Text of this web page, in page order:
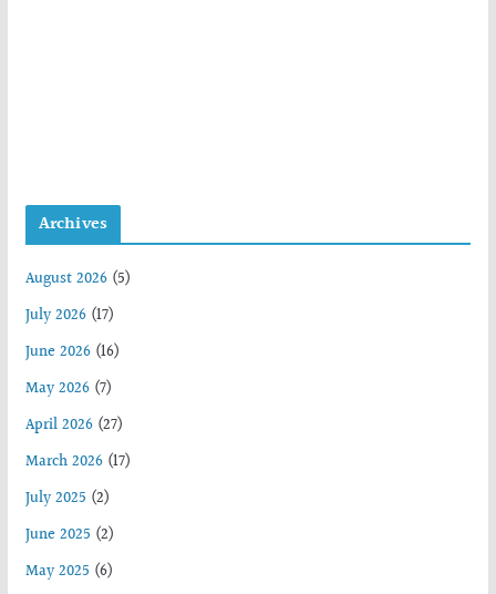
Archives
August 2026(5)
July 2026(17)
June 2026(16)
May 2026(7)
April 2026(27)
March 2026(17)
July 2025 (2)
June 2025 (2)
May 2025 (6)